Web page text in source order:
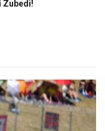
Zubedi!